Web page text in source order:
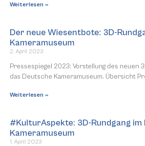
Weiterlesen »
Der neue Wiesentbote: 3D-
Kameramuseum
2. April 2023
Pressespiegel 2023: Vorstellung des neuen
das Deutsche Kameramuseum. Übersicht
Weiterlesen »
#KulturAspekte: 3D-Rundgang im
Kameramuseum
1. April 2023